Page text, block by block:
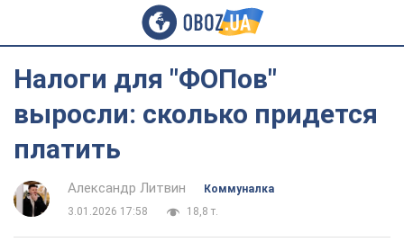
Налоги для "ФОПов"
выросли: сколько придется
платить
Александр Литвин
Коммуналка
3.01.2026 17:58
18,8 т.